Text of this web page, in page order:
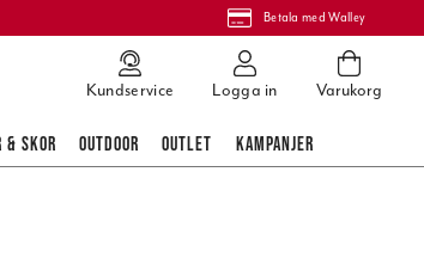
Betala med Walley
Kundservice Logga in Varukorg
& SKOR OUTDOOR OUTLET KAMPANJER